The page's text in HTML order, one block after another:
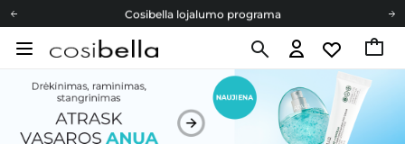
Cosibella lojalumo programa
Nemokamas pristatymas nuo 40,00 €
Cosibella lojalumo programa
Nemokamas pristatymas nuo 40,00 €